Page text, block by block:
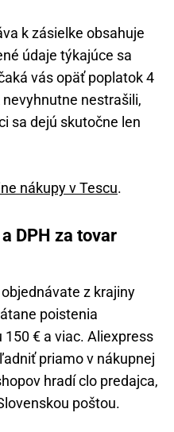
k zásielke obsahuje
údaje týkajúce sa
vás opäť poplatok 4
nestrašili,
sa dejú skutočne len
nákupy v Tescu.
DPH za tovar
z krajiny
poistenia
€ a viac. Aliexpress
priamo v nákupnej
hradí clo predajca,
poštou.